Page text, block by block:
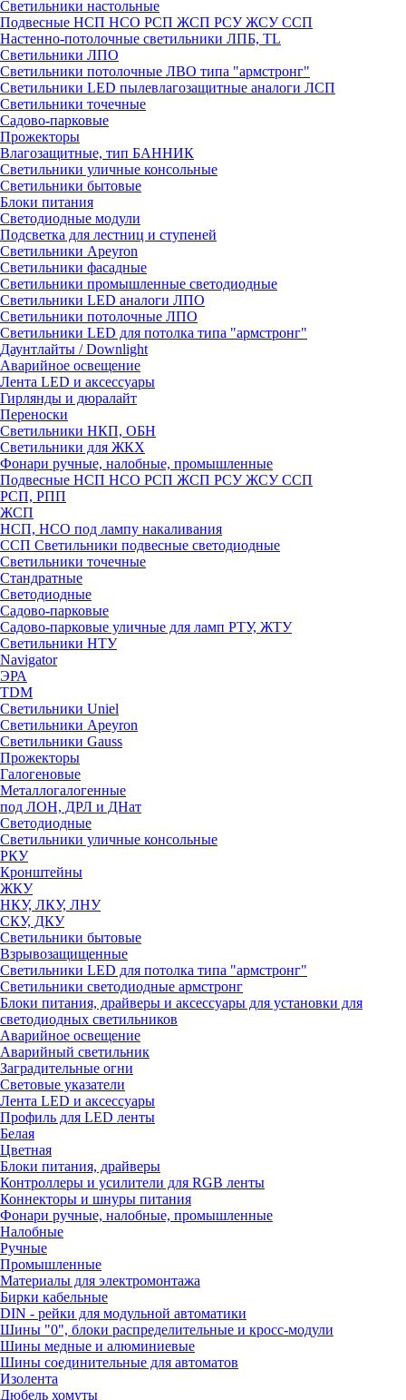
Светильники настольные
Подвесные НСП НСО РСП ЖСП РСУ ЖСУ ССП
Настенно-потолочные светильники ЛПБ, TL
Светильники ЛПО
Светильники потолочные ЛВО типа "армстронг"
Светильники LED пылевлагозащитные аналоги ЛСП
Светильники точечные
Садово-парковые
Прожекторы
Влагозащитные, тип БАННИК
Светильники уличные консольные
Светильники бытовые
Блоки питания
Светодиодные модули
Подсветка для лестниц и ступеней
Светильники Apeyron
Светильники фасадные
Светильники промышленные светодиодные
Светильники LED аналоги ЛПО
Светильники потолочные ЛПО
Светильники LED для потолка типа "армстронг"
Даунтлайты / Downlight
Аварийное освещение
Лента LED и аксессуары
Гирлянды и дюралайт
Переноски
Светильники НКП, ОБН
Светильники для ЖКХ
Фонари ручные, налобные, промышленные
Подвесные НСП НСО РСП ЖСП РСУ ЖСУ ССП
РСП, РПП
ЖСП
НСП, НСО под лампу накаливания
ССП Светильники подвесные светодиодные
Светильники точечные
Стандратные
Светодиодные
Садово-парковые
Садово-парковые уличные для ламп РТУ, ЖТУ
Светильники НТУ
Navigator
ЭРА
TDM
Светильники Uniel
Светильники Apeyron
Светильники Gauss
Прожекторы
Галогеновые
Металлогалогенные
под ЛОН, ДРЛ и ДНат
Светодиодные
Светильники уличные консольные
РКУ
Кронштейны
ЖКУ
НКУ, ЛКУ, ЛНУ
СКУ, ДКУ
Светильники бытовые
Взрывозащищенные
Светильники LED для потолка типа "армстронг"
Светильники светодиодные армстронг
Блоки питания, драйверы и аксессуары для установки для
светодиодных светильников
Аварийное освещение
Аварийный светильник
Заградительные огни
Световые указатели
Лента LED и аксессуары
Профиль для LED ленты
Белая
Цветная
Блоки питания, драйверы
Контроллеры и усилители для RGB ленты
Коннекторы и шнуры питания
Фонари ручные, налобные, промышленные
Налобные
Ручные
Промышленные
Материалы для электромонтажа
Бирки кабельные
DIN - рейки для модульной автоматики
Шины "0", блоки распределительные и кросс-модули
Шины медные и алюминиевые
Шины соединительные для автоматов
Изолента
Дюбель хомуты